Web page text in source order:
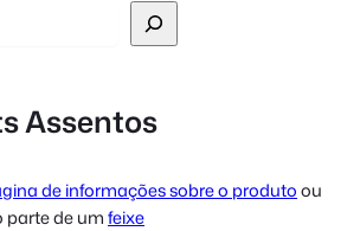
French
Assentos
de informações sobre o produtoou
de umfeixe